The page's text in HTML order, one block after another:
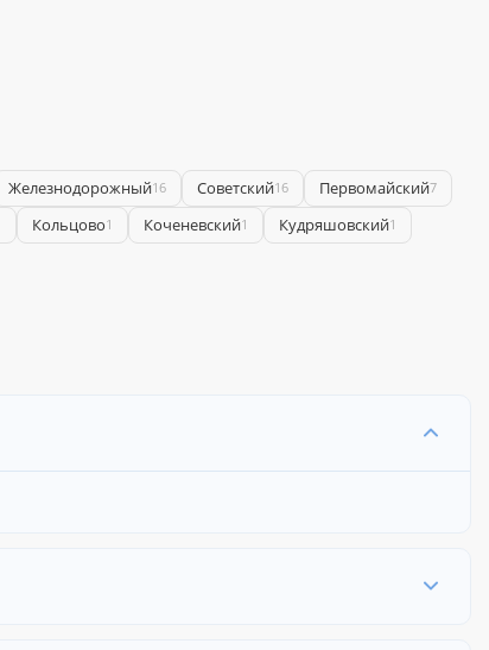
Железнодорожный16 Советский16 Первомайский7
Кольцово1 Коченевский1 Кудряшовский1